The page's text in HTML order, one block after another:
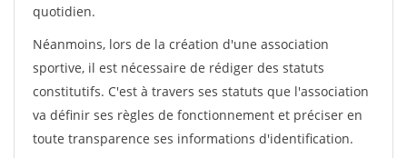
quotidien.
Néanmoins, lors de la création d'une association
sportive, il est nécessaire de rédiger des statuts
constitutifs. C'est à travers ses statuts que l'association
va définir ses règles de fonctionnement et préciser en
toute transparence ses informations d'identification.